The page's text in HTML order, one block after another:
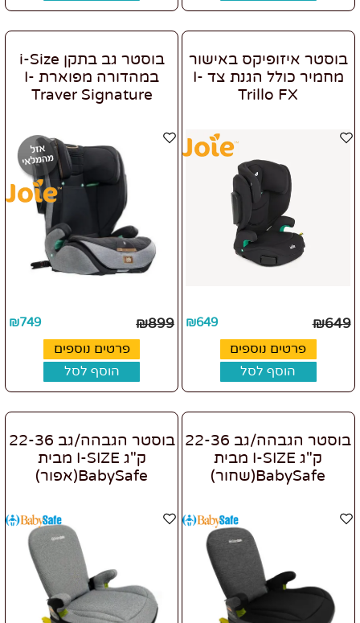
בוסטר איזופיקס באישור
מחמיר כולל הגנת צד I-
Trillo FX
₪649
₪649
פרטים נוספים
הוסף לסל
בוסטר גב בתקן i-Size
במהדורה מפוארת I-
Traver Signature
₪899
₪749
פרטים נוספים
הוסף לסל
בוסטר הגבהה/גב 22-36
ק"ג I-SIZE מבית
BabySafe(שחור)
בוסטר הגבהה/גב 22-36
ק"ג I-SIZE מבית
BabySafe(אפור)